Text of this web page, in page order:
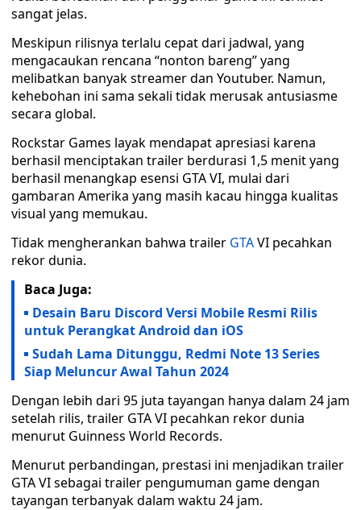
sangat jelas.
Meskipun rilisnya terlalu cepat dari jadwal, yang
mengacaukan rencana “nonton bareng” yang
melibatkan banyak streamer dan Youtuber. Namun,
kehebohan ini sama sekali tidak merusak antusiasme
secara global.
Rockstar Games layak mendapat apresiasi karena
berhasil menciptakan trailer berdurasi 1,5 menit yang
berhasil menangkap esensi GTA VI, mulai dari
gambaran Amerika yang masih kacau hingga kualitas
visual yang memukau.
Tidak mengherankan bahwa trailer GTAVI pecahkan
rekor dunia.
Baca Juga:
Desain Baru Discord Versi Mobile Resmi Rilis
untuk Perangkat Android dan iOS
Sudah Lama Ditunggu, Redmi Note 13 Series
Siap Meluncur Awal Tahun 2024
Dengan lebih dari 95 juta tayangan hanya dalam 24 jam
setelah rilis, trailer GTA VI pecahkan rekor dunia
menurut Guinness World Records.
Menurut perbandingan, prestasi ini menjadikan trailer
GTA VI sebagai trailer pengumuman game dengan
tayangan terbanyak dalam waktu 24 jam.